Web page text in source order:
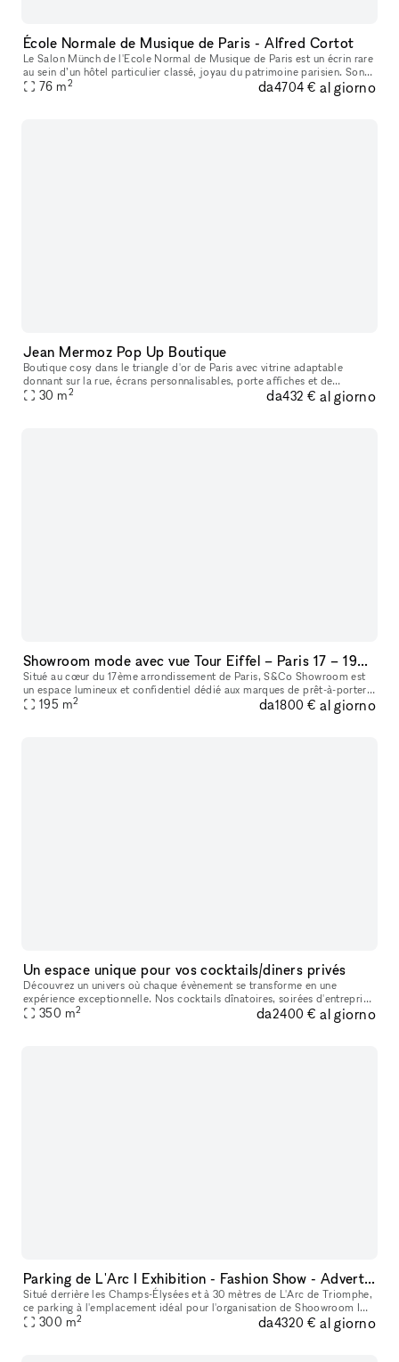
École Normale de Musique de Paris - Alfred Cortot
Le Salon Münch de l'Ecole Normal de Musique de Paris est un écrin rare
au sein d’un hôtel particulier classé, joyau du patrimoine parisien. Son
ADN ? Fusionner la solennité d’une institution séculair
76 m2 da4704 € al giorno
Jean Mermoz Pop Up Boutique
Boutique cosy dans le triangle d'or de Paris avec vitrine adaptable
donnant sur la rue, écrans personnalisables, porte affiches et de
nombreuses autres options! Le local est totalement vidé pour vos
30 m2 da432 € al giorno
Showroom mode avec vue Tour Eiffel – Paris 17 – 195m² lumineux
Situé au cœur du 17ème arrondissement de Paris, S&Co Showroom est
un espace lumineux et confidentiel dédié aux marques de prêt-à-porter.
Au 9ème étage avec une vue dégagée sur Paris et la Tour Eiffe
195 m2 da1800 € al giorno
Un espace unique pour vos cocktails/diners privés
Découvrez un univers où chaque évènement se transforme en une
expérience exceptionnelle. Nos cocktails dînatoires, soirées d'entreprise
et dîners assis sont conçus pour éblouir et inspirer. Dans un c
350 m2 da2400 € al giorno
Parking de L'Arc I Exhibition - Fashion Show - Advertising - Entertainment
Situé derrière les Champs-Élysées et à 30 mètres de L'Arc de Triomphe,
ce parking à l'emplacement idéal pour l'organisation de Shoowroom I
Défilé I Pop-Store I Vernissage I Lieu de tournage
300 m2 da4320 € al giorno